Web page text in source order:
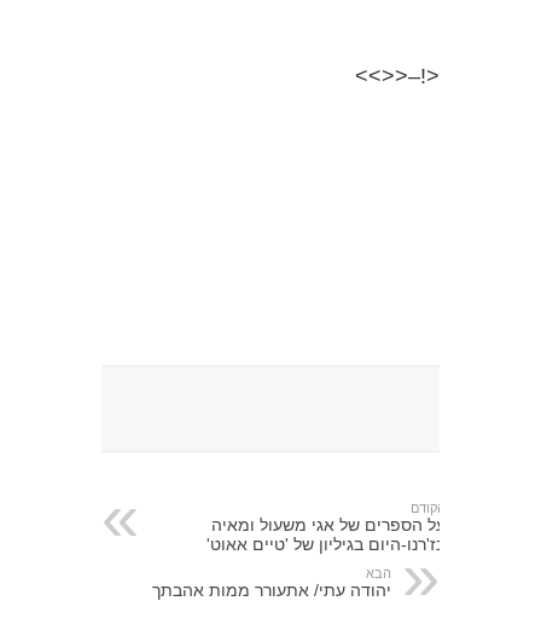
<!–<<>>
הקודם
על הספרים של אגי משעול ומאיה
בז'רנו-היום בגיליון של 'טיים אאוט'
הבא
יהודה עתי/ אתעורר ממות אהבתך